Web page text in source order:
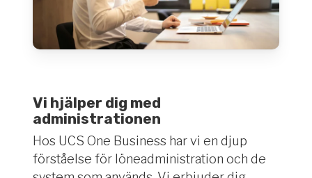
Vi hjälper dig med
administrationen
Hos UCS One Business har vi en djup
förståelse för löneadministration och de